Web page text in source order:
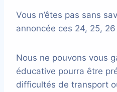
Vous n’êtes pas sans
annoncée ces 24, 25,
Nous ne pouvons vous
éducative pourra être
difficultés de transport